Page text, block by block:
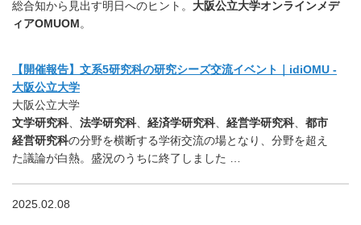
総合知から見出す明日へのヒント。 大阪公立大学オンラインメデ
ィアOMUOM。
【開催報告】文系5研究科の研究シーズ交流イベント｜idiOMU -
大阪公立大学
大阪公立大学
文学研究科
法学研究科 経済学研究科 経営学研究科
都市
経営研究科の分野を横断する学術交流の場となり、分野を超え
た議論が白熱。盛況のうちに終了しました …
2025.02.08